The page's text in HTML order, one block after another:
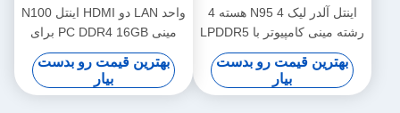
اینتل آلدر لیک N95 4 هسته 4
رشته مینی کامپیوتر با LPDDR5
12G 2 اترنت و وای فای
بهترین قیمت رو بدست
بیار
واحد LAN دو HDMI اینتل N100
مینی PC DDR4 16GB برای
دفتر خانگی
بهترین قیمت رو بدست
بیار